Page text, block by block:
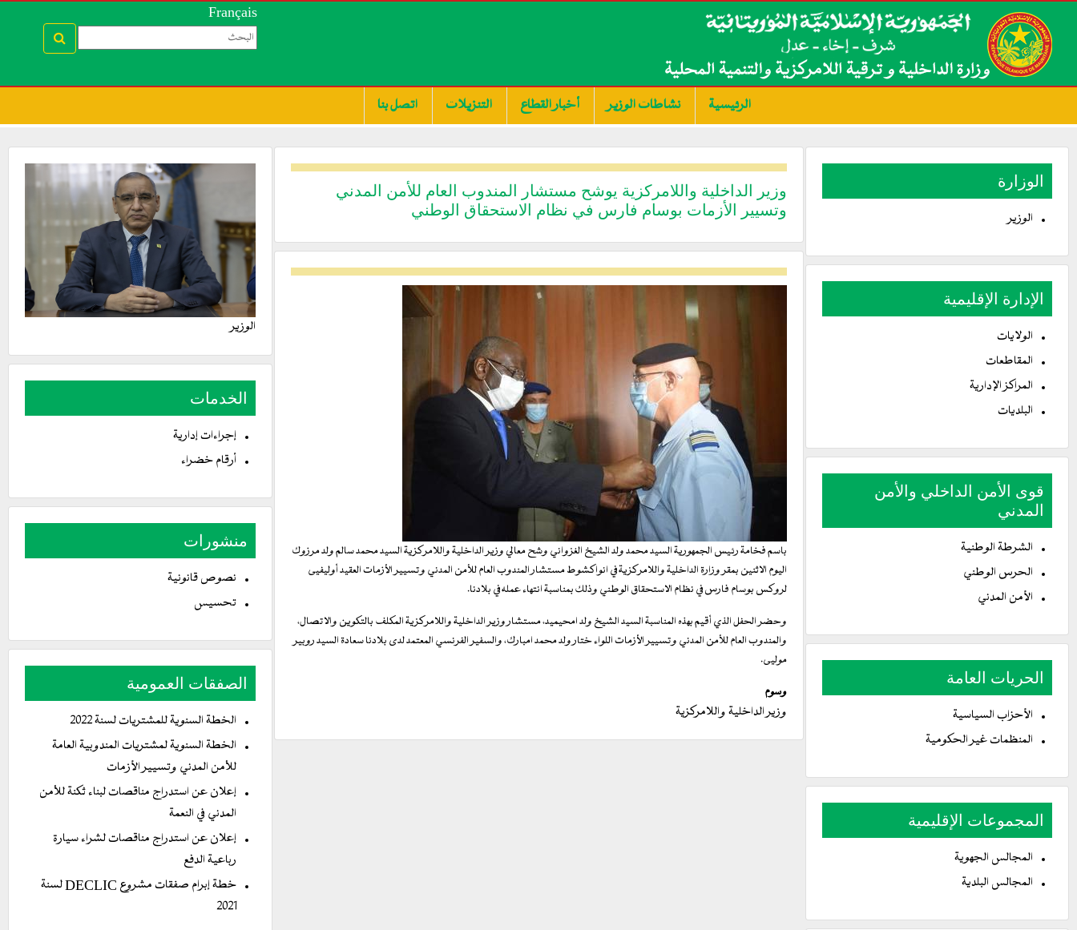
Français
الرئيسية نشاطات الوزير أخبار القطاع التنزيلات اتصل بنا
الوزارة
الوزير
الإدارة الإقليمية
الولايات
المقاطعات
المراكز الإدارية
البلديات
قوى الأمن الداخلي والأمن
المدني
الشرطة الوطنية
الحرس الوطني
الأمن المدني
الحريات العامة
الأحزاب السياسية
المنظمات غير الحكومية
المجموعات الإقليمية
المجالس الجهوية
المجالس البلدية
وزير الداخلية واللامركزية يوشح مستشار المندوب العام للأمن المدني
وتسيير الأزمات بوسام فارس في نظام الاستحقاق الوطني
باسم فخامة رئيس الجمهورية السيد محمد ولد الشيخ الغزواني وشح معالي وزير الداخلية واللامركزية السيد محمد سالم ولد مرزوك
اليوم الاثنين بمقر وزارة الداخلية واللامركزية في انواكشوط مستشار المندوب العام للأمن المدني وتسيير الأزمات العقيد أوليفيى
لروكس بوسام فارس في نظام الاستحقاق الوطني وذلك بمناسبة انتهاء عمله في بلادنا.
وحضر الحفل الذي أقيم بهذه المناسبة السيد الشيخ ولد امحيميد، مستشار وزير الداخلية واللامركزية المكلف بالتكوين والاتصال،
والمندوب العام للأمن المدني وتسيير الأزمات اللواء ختار ولد محمد امبارك، والسفير الفرنسي المعتمد لدى بلادنا سعادة السيد روبير
موليى.
وسوم
وزير الداخلية واللامركزية
الوزير
الخدمات
إجراءات إدارية
أرقام خضراء
منشورات
نصوص قانونية
تحسيس
الصفقات العمومية
الخطة السنوية للمشتريات لسنة 2022
الخطة السنوية لمشتريات المندوبية العامة
للأمن المدني وتسيير الأزمات
إعلان عن استدراج مناقصات لبناء ثكنة للأمن
المدني في النعمة
إعلان عن استدراج مناقصات لشراء سيارة
رباعية الدفع
خطة إبرام صفقات مشروع DECLIC لسنة
2021